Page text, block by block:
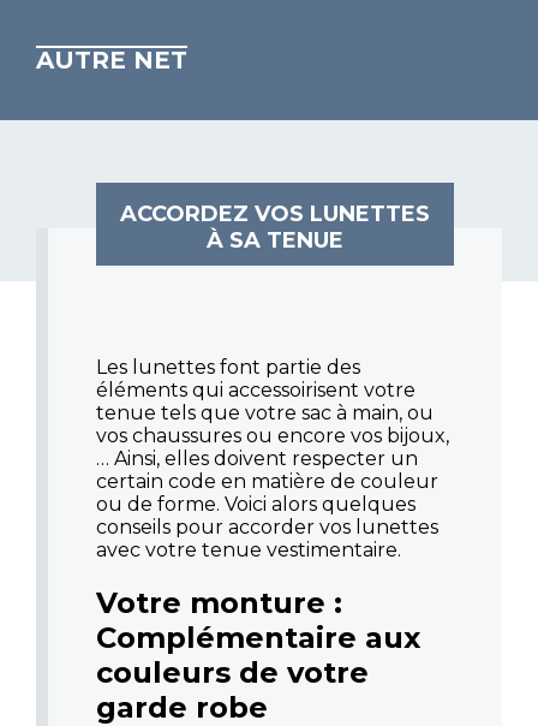
AUTRE NET
ACCORDEZ VOS LUNETTES
À SA TENUE
Les lunettes font partie des
éléments qui accessoirisent votre
tenue tels que votre sac à main, ou
vos chaussures ou encore vos bijoux,
… Ainsi, elles doivent respecter un
certain code en matière de couleur
ou de forme. Voici alors quelques
conseils pour accorder vos lunettes
avec votre tenue vestimentaire.
Votre monture :
Complémentaire aux
couleurs de votre
garde robe